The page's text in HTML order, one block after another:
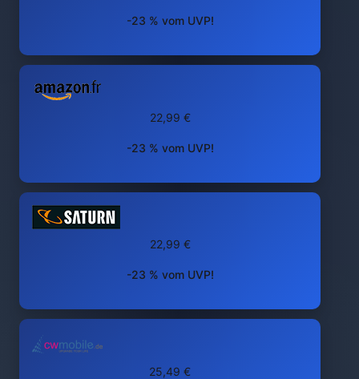
-23 % vom UVP!
22,99 €
-23 % vom UVP!
22,99 €
-23 % vom UVP!
25,49 €